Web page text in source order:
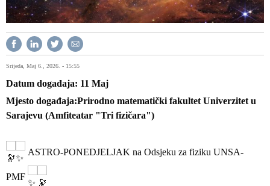
Srijeda, Maj 6., 2026. - 15:55
Datum događaja 11 Maj
Mjesto događaja Prirodno matematički fakultet Univerzitet u
Sarajevu (Amfiteatar "Tri fizičara")
ASTRO-PONEDJELJAK na Odsjeku za fiziku UNSA-
PMF